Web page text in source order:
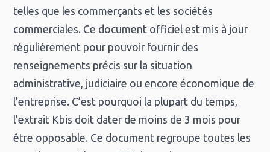
telles que les commerçants et les sociétés
commerciales. Ce document officiel est mis à jour
régulièrement pour pouvoir fournir des
renseignements précis sur la situation
administrative, judiciaire ou encore économique de
l’entreprise. C’est pourquoi la plupart du temps,
l’extrait Kbis doit dater de moins de 3 mois pour
être opposable. Ce document regroupe toutes les